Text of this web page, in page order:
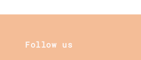
Follow us